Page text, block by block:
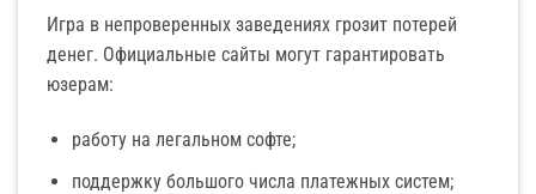
Игра в непроверенных заведениях грозит потерей
денег. Официальные сайты могут гарантировать
юзерам:
работу на легальном софте;
поддержку большого числа платежных систем;